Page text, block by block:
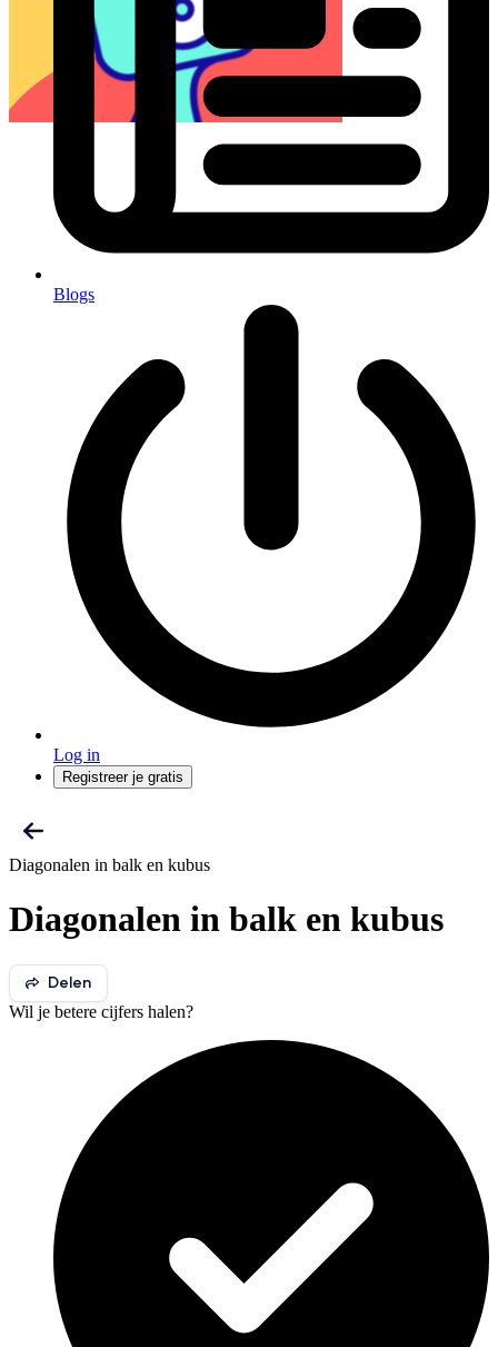
Blogs
Log in
Registreer je gratis
Diagonalen in balk en kubus
Diagonalen in balk en kubus
Delen
Wil je betere cijfers halen?